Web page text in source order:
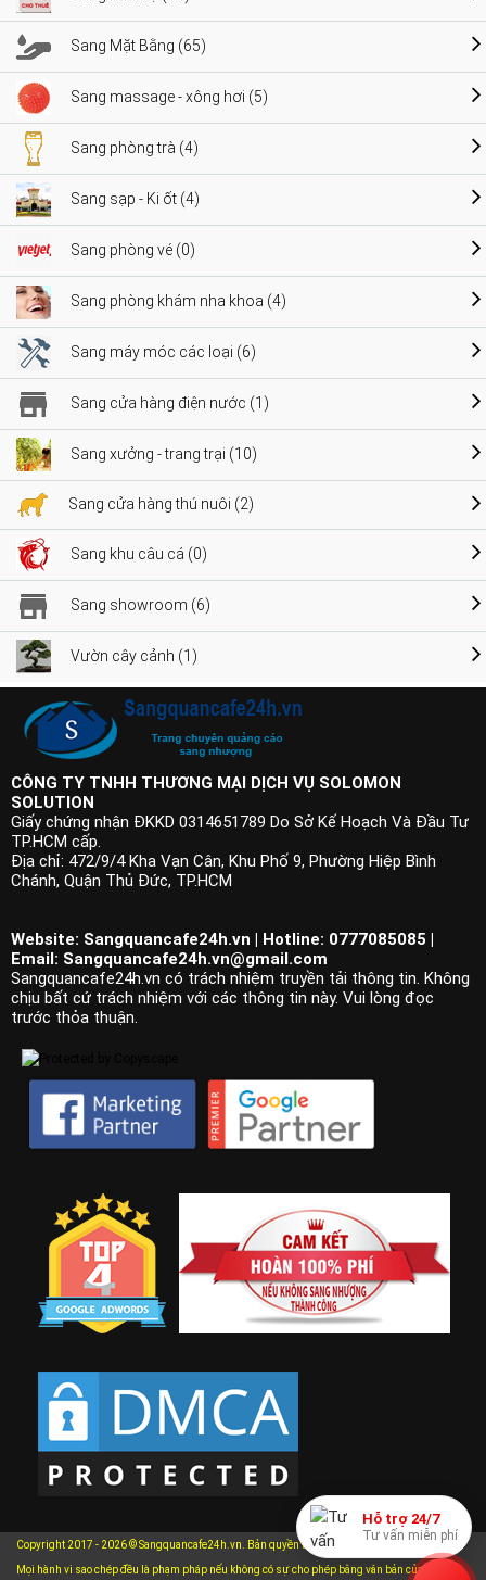
Sang Mặt Bằng (65)
Sang massage - xông hơi (5)
Sang phòng trà (4)
Sang sạp - Ki ốt (4)
Sang phòng vé (0)
Sang phòng khám nha khoa (4)
Sang máy móc các loại (6)
Sang cửa hàng điện nước (1)
Sang xưởng - trang trại (10)
Sang cửa hàng thú nuôi (2)
Sang khu câu cá (0)
Sang showroom (6)
Vườn cây cảnh (1)
Hỗ trợ 24/7
Tư vấn miễn phí
CÔNG TY TNHH THƯƠNG MẠI DỊCH VỤ SOLOMON
SOLUTION
Giấy chứng nhận ĐKKD 0314651789 Do Sở Kế Hoạch Và Đầu Tư
TP.HCM cấp.
Địa chỉ: 472/9/4 Kha Vạn Cân, Khu Phố 9, Phường Hiệp Bình
Chánh, Quận Thủ Đức, TP.HCM
Website: Sangquancafe24h.vn | Hotline: 0777085085 |
Email: Sangquancafe24h.vn@gmail.com
Sangquancafe24h.vn có trách nhiệm truyền tải thông tin. Không
chịu bất cứ trách nhiệm với các thông tin này. Vui lòng đọc
trước thỏa thuận.
Copyright 2017 - 2026 © Sangquancafe24h.vn. Bản quyền thuộc về Sangquancafe24h.vn.
Mọi hành vi sao chép đều là phạm pháp nếu không có sự cho phép bằng văn bản của chúng